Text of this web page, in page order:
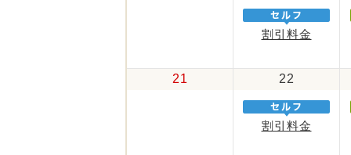
割引料金
21 22
割引料金